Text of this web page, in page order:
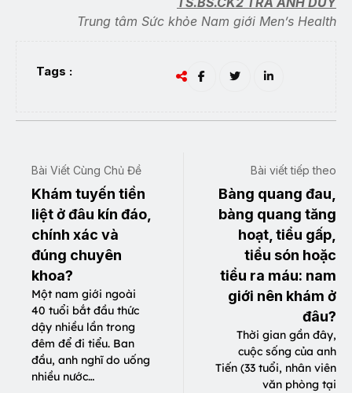
Trung tâm Sức khỏe Nam giới Men’s Health
Tags :
Bài Viết Cùng Chủ Đề
Khám tuyến tiền
liệt ở đâu kín đáo,
chính xác và
đúng chuyên
khoa?
Một nam giới ngoài
40 tuổi bắt đầu thức
dậy nhiều lần trong
đêm để đi tiểu. Ban
đầu, anh nghĩ do uống
nhiều nước…
Bài viết tiếp theo
Bàng quang đau,
bàng quang tăng
hoạt, tiểu gấp,
tiểu són hoặc
tiểu ra máu: nam
giới nên khám ở
đâu?
Thời gian gần đây,
cuộc sống của anh
Tiến (33 tuổi, nhân viên
văn phòng tại